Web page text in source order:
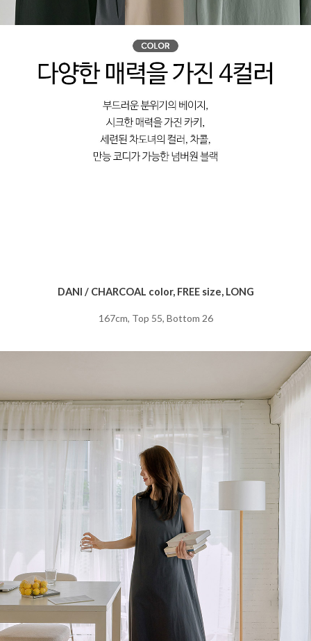
DANI / CHARCOAL color, FREE size, LONG
167cm, Top 55, Bottom 26